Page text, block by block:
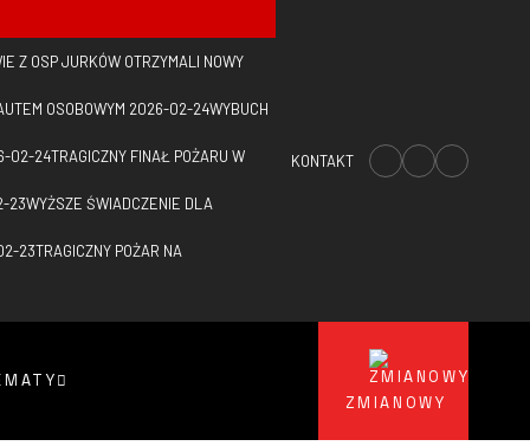
Z OSP JURKÓW OTRZYMALI NOWY
OSOBOWYM 2026-02-24WYBUCH
02-24TRAGICZNY FINAŁ POŻARU W
23WYŻSZE ŚWIADCZENIE DLA
23TRAGICZNY POŻAR NA
KONTAKT
ZMIANOWY